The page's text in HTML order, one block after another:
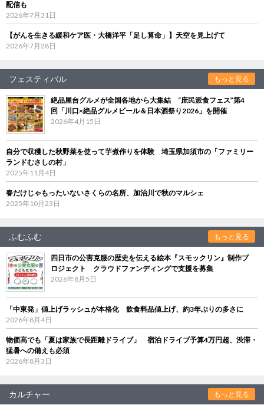
配信も
2026年7月31日
【がんを生きる緩和ケア医・大橋洋平「足し算命」】天空を見上げて
2026年7月28日
フェスティバル もっと見る
絶品屋台グルメが全国各地から大集結 “庶民派食フェス”第4
回「川口×絶品グルメビール＆日本酒祭り2026」を開催
2026年4月15日
自分で収穫した秋野菜を使って芋煮作りを体験 埼玉県加須市の「ファミリー
ランドむさしの村」
2025年11月4日
春だけじゃもったいないさくらの名所、加治川で秋のマルシェ
2025年10月23日
ふむふむ もっと見る
四日市の公害克服の歴史を伝える絵本『スモックリン』制作プ
ロジェクト クラウドファンディングで支援を募集
2026年8月5日
「中東発」値上げラッシュが本格化 飲食料品値上げ、約3年ぶりの多さに
2026年8月4日
物価高でも「夏は家族で長距離ドライブ」 宿泊ドライブ予算4万円超、渋滞・
猛暑への備えも必須
2026年8月3日
カルチャー もっと見る